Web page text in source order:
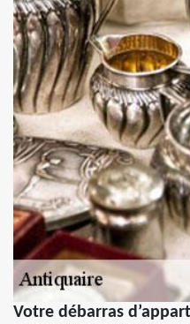
Votre débarras